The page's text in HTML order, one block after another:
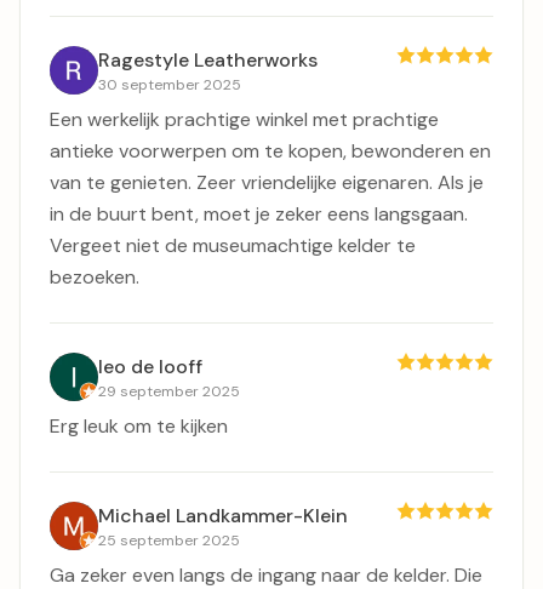
Ragestyle Leatherworks
30 september 2025
Een werkelijk prachtige winkel met prachtige
antieke voorwerpen om te kopen, bewonderen en
van te genieten. Zeer vriendelijke eigenaren. Als je
in de buurt bent, moet je zeker eens langsgaan.
Vergeet niet de museumachtige kelder te
bezoeken.
leo de looff
29 september 2025
Erg leuk om te kijken
Michael Landkammer-Klein
25 september 2025
Ga zeker even langs de ingang naar de kelder. Die